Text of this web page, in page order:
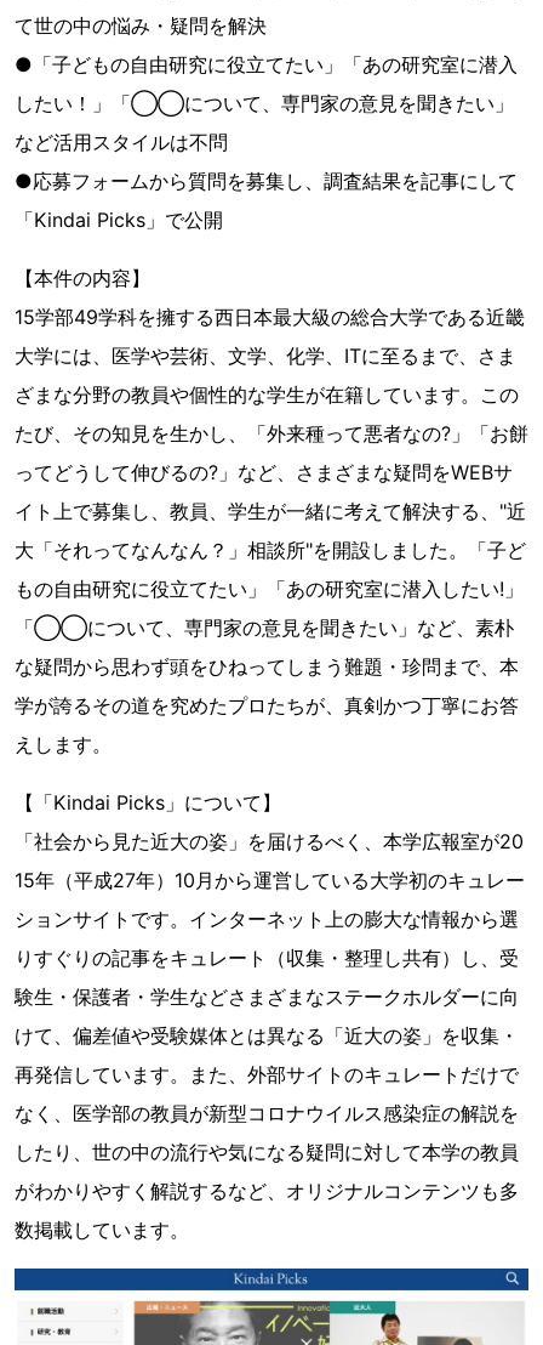
て世の中の悩み・疑問を解決
●「子どもの自由研究に役立てたい」「あの研究室に潜入
したい！」「◯◯について、専門家の意見を聞きたい」
など活用スタイルは不問
●応募フォームから質問を募集し、調査結果を記事にして
「Kindai Picks」で公開
【本件の内容】
15学部49学科を擁する⻄日本最大級の総合大学である近畿
大学には、医学や芸術、文学、化学、ITに至るまで、さま
ざまな分野の教員や個性的な学生が在籍しています。この
たび、その知見を生かし、「外来種って悪者なの?」「お餅
ってどうして伸びるの?」など、さまざまな疑問をWEBサ
イト上で募集し、教員、学生が一緒に考えて解決する、"近
大「それってなんなん？」相談所"を開設しました。「子ど
もの自由研究に役立てたい」「あの研究室に潜入したい!」
「◯◯について、専門家の意見を聞きたい」など、素朴
な疑問から思わず頭をひねってしまう難題・珍問まで、本
学が誇るその道を究めたプロたちが、真剣かつ丁寧にお答
えします。
【「Kindai Picks」について】
「社会から見た近大の姿」を届けるべく、本学広報室が20
15年（平成27年）10月から運営している大学初のキュレー
ションサイトです。インターネット上の膨大な情報から選
りすぐりの記事をキュレート（収集・整理し共有）し、受
験生・保護者・学生などさまざまなステークホルダーに向
けて、偏差値や受験媒体とは異なる「近大の姿」を収集・
再発信しています。また、外部サイトのキュレートだけで
なく、医学部の教員が新型コロナウイルス感染症の解説を
したり、世の中の流行や気になる疑問に対して本学の教員
がわかりやすく解説するなど、オリジナルコンテンツも多
数掲載しています。